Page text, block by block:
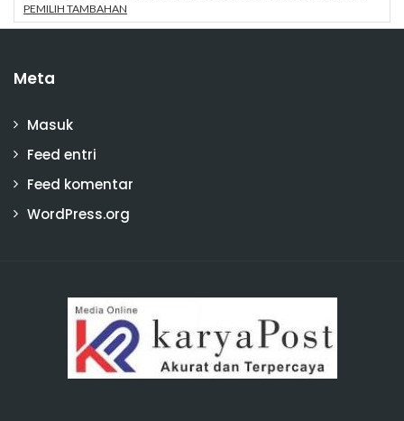
PEMILIH TAMBAHAN
Meta
Masuk
Feed entri
Feed komentar
WordPress.org